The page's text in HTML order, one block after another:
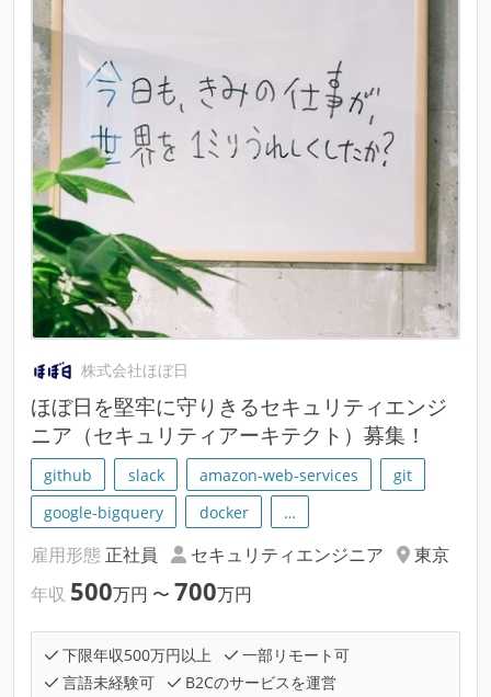
株式会社ほぼ日
ほぼ日を堅牢に守りきるセキュリティエンジ
ニア（セキュリティアーキテクト）募集！
github slack amazon-web-services
git
google-bigquery
docker …
雇用形態 正社員 セキュリティエンジニア
東京
年収 500万円 〜 700万円
下限年収500万円以上
一部リモート可
言語未経験可
B2Cのサービスを運営